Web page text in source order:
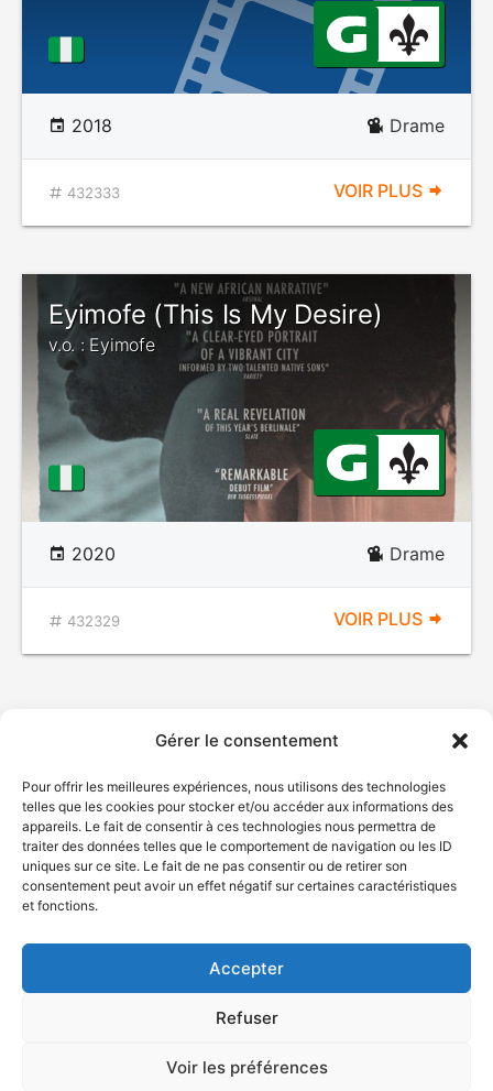
Gérer le consentement
Pour offrir les meilleures expériences, nous utilisons des technologies
telles que les cookies pour stocker et/ou accéder aux informations des
appareils. Le fait de consentir à ces technologies nous permettra de
traiter des données telles que le comportement de navigation ou les ID
uniques sur ce site. Le fait de ne pas consentir ou de retirer son
consentement peut avoir un effet négatif sur certaines caractéristiques
et fonctions.
Accepter
Refuser
Voir les préférences
2018 Drame
432333 VOIR PLUS
Eyimofe (This Is My Desire)
v.o. : Eyimofe
2020 Drame
432329 VOIR PLUS
© Gouvernement du Québec, 2026
Plan du site
Accessibilité
Accès à l'information
Déclaration de services